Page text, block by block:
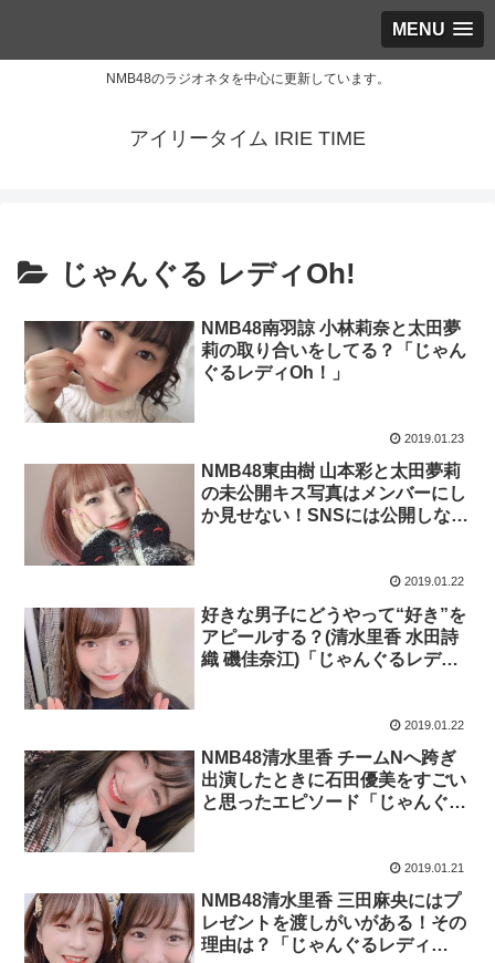
MENU
NMB48のラジオネタを中心に更新しています。
アイリータイム IRIE TIME
じゃんぐる レディOh!
NMB48南羽諒 小林莉奈と太田夢
莉の取り合いをしてる？「じゃん
ぐるレディOh！」
2019.01.23
NMB48東由樹 山本彩と太田夢莉
の未公開キス写真はメンバーにし
か見せない！SNSには公開しな
2019.01.22
好きな男子にどうやって“好き”を
アピールする？(清水里香 水田詩
織 磯佳奈江)「じゃんぐるレディ
2019.01.22
NMB48清水里香 チームNへ跨ぎ
出演したときに石田優美をすごい
と思ったエピソード「じゃんぐる
2019.01.21
NMB48清水里香 三田麻央にはプ
レゼントを渡しがいがある！その
理由は？「じゃんぐるレディ